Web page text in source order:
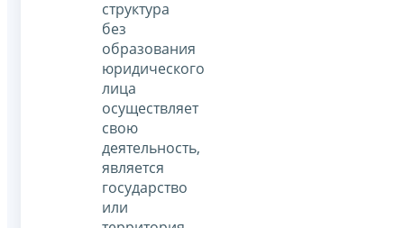
структура
без
образования
юридического
лица
осуществляет
свою
деятельность,
является
государство
или